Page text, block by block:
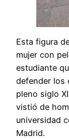
Esta figura
mujer con
estudiante
defender los
pleno siglo
vistió de
universidad
Madrid.